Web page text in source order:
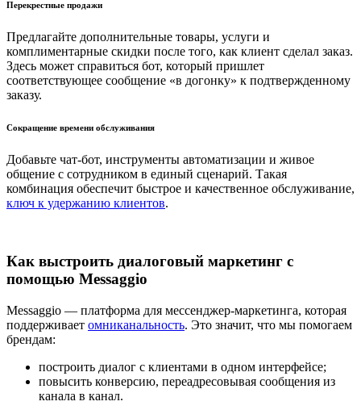
Перекрестные продажи
Предлагайте дополнительные товары, услуги и
комплиментарные скидки после того, как клиент сделал заказ.
Здесь может справиться бот, который пришлет
соответствующее сообщение «в догонку» к подтвержденному
заказу.
Сокращение времени обслуживания
Добавьте чат-бот, инструменты автоматизации и живое
общение с сотрудником в единый сценарий. Такая
комбинация обеспечит быстрое и качественное обслуживание,
ключ к удержанию клиентов.
Как выстроить диалоговый маркетинг с
помощью Messaggio
Messaggio — платформа для мессенджер-маркетинга, которая
поддерживает омниканальность. Это значит, что мы помогаем
брендам:
построить диалог с клиентами в одном интерфейсе;
повысить конверсию, переадресовывая сообщения из
канала в канал.